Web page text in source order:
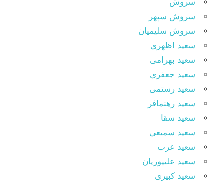
سروش
سروش سپهر
سروش سلیمیان
سعید اظهری
سعید بهرامی
سعید جعفری
سعید رستمی
سعید رهنمافر
سعید سقا
سعید سمیعی
سعید عرب
سعید علیپوریان
سعید کبیری